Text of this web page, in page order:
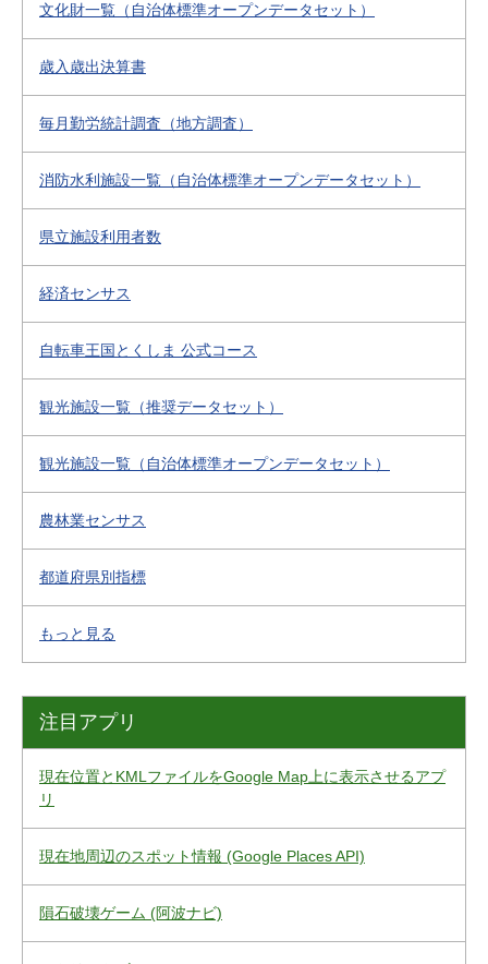
文化財一覧（自治体標準オープンデータセット）
歳入歳出決算書
毎月勤労統計調査（地方調査）
消防水利施設一覧（自治体標準オープンデータセット）
県立施設利用者数
経済センサス
自転車王国とくしま 公式コース
観光施設一覧（推奨データセット）
観光施設一覧（自治体標準オープンデータセット）
農林業センサス
都道府県別指標
もっと見る
注目アプリ
現在位置とKMLファイルをGoogle Map上に表示させるアプ
リ
現在地周辺のスポット情報 (Google Places API)
隕石破壊ゲーム (阿波ナビ)